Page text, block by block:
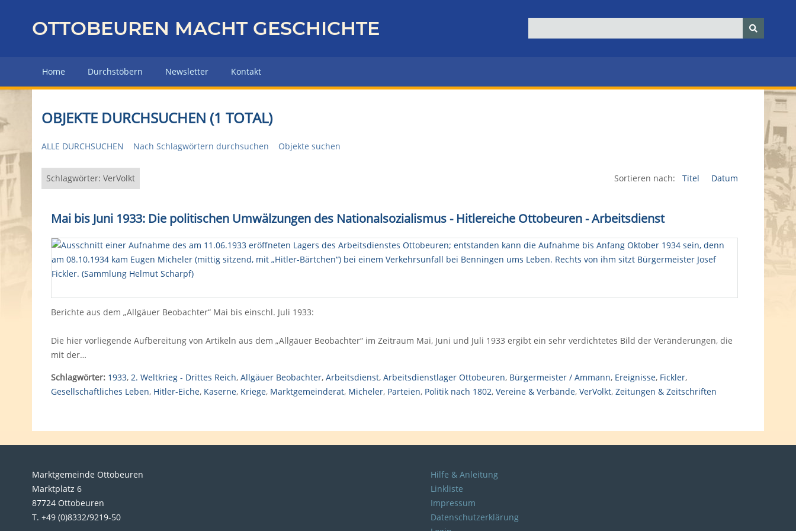
z
r
H
u
p
e
OTTOBEUREN MACHT GESCHICHTE
Home Durchstöbern Newsletter Kontakt
OBJEKTE DURCHSUCHEN (1 TOTAL)
ALLE DURCHSUCHEN Nach Schlagwörtern durchsuchen Objekte suchen
Schlagwörter: VerVolkt Sortieren nach: Titel Datum
Mai bis Juni 1933: Die politischen Umwälzungen des Nationalsozialismus - Hitlereiche Ottobeuren - Arbeitsdienst
Berichte aus dem „Allgäuer Beobachter“ Mai bis einschl. Juli 1933:
Die hier vorliegende Aufbereitung von Artikeln aus dem „Allgäuer Beobachter“ im Zeitraum Mai, Juni und Juli 1933 ergibt ein sehr verdichtetes Bild der Veränderungen, die
mit der…
Schlagwörter: 1933, 2. Weltkrieg - Drittes Reich, Allgäuer Beobachter, Arbeitsdienst, Arbeitsdienstlager Ottobeuren, Bürgermeister / Ammann, Ereignisse, Fickler,
Gesellschaftliches Leben, Hitler-Eiche, Kaserne, Kriege, Marktgemeinderat, Micheler, Parteien, Politik nach 1802, Vereine & Verbände, VerVolkt, Zeitungen & Zeitschriften
Marktgemeinde Ottobeuren
Marktplatz 6
87724 Ottobeuren
T. +49 (0)8332/9219-50
Hilfe & Anleitung
Linkliste
Impressum
Datenschutzerklärung